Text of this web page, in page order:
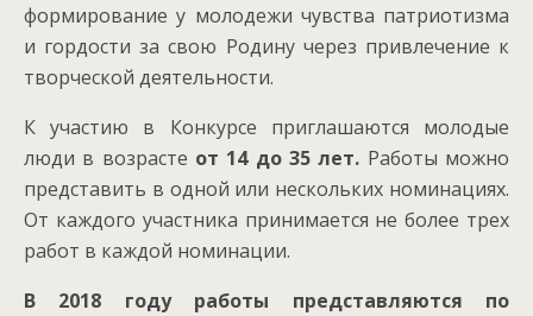
формирование у молодежи чувства патриотизма
и гордости за свою Родину через привлечение к
творческой деятельности.
К участию в Конкурсе приглашаются молодые
люди в возрасте от 14 до 35 лет. Работы можно
представить в одной или нескольких номинациях.
От каждого участника принимается не более трех
работ в каждой номинации.
В 2018 году работы представляются по